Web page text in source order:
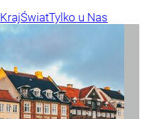
KrajŚwiatTylko u Nas